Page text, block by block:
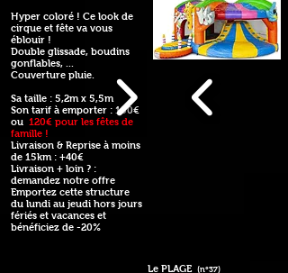
Hyper coloré ! Ce look de
cirque et fête va vous
éblouir !
Double glissade, boudins
gonflables, ...
Couverture pluie.
Sa taille : 5,2m x 5,5m
Son tarif à emporter : 150€
ou 120€ pour les fêtes de
famille !
Livraison & Reprise à moins
de 15km : +40€
Livraison + loin ? :
demandez notre offre
Emportez cette structure
du lundi au jeudi hors jours
fériés et vacances et
bénéficiez de -20%
Le PLAGE (n°37)